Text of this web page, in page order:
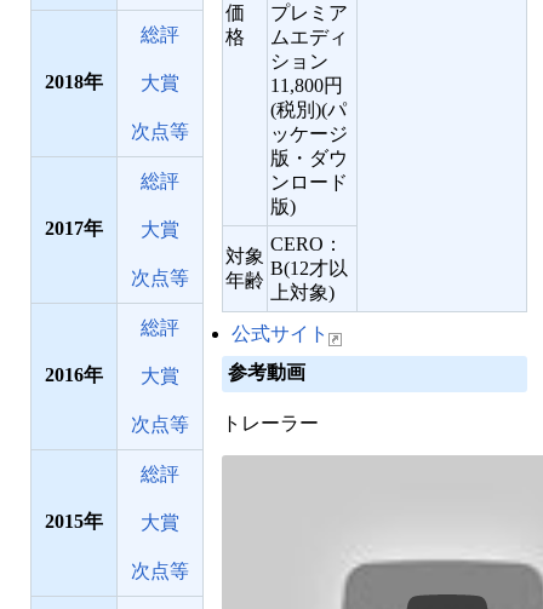
2018
総評
大賞
次点等
2017
総評
大賞
次点等
2016
総評
大賞
次点等
2015
総評
大賞
次点等
価
格
プレミア
ムエディ
ション
11,800円
(税別)(パ
ッケージ
版・ダウ
ンロード
版)
対象
年齢
CERO：
B(12才以
上対象)
公式サイト
参考動画
トレーラー